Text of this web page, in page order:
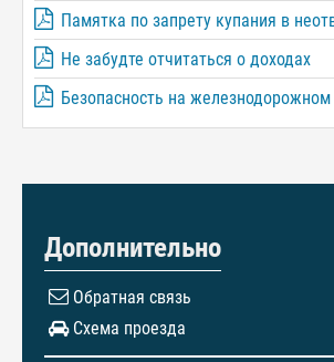
Памятка по запрету купания в
Не забудте отчитаться о доходах
Безопасность на железнодорожном
Дополнительно
Обратная связь
Схема проезда